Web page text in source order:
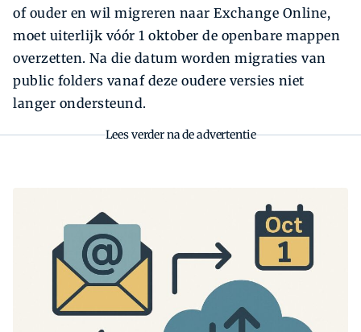
of ouder en wil migreren naar Exchange Online,
moet uiterlijk vóór 1 oktober de openbare mappen
overzetten. Na die datum worden migraties van
public folders vanaf deze oudere versies niet
langer ondersteund.
Lees verder na de advertentie